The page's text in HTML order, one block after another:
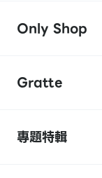
Only Shop
Gratte
專題特輯